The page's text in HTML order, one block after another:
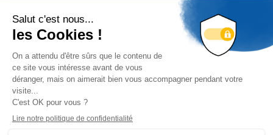
32 rue de Mogador
75 009 Paris
Espace Presse
Trouver un
professionnel
Nous suivre